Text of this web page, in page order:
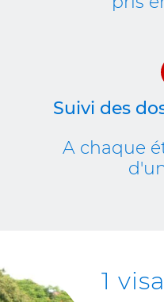
Suivi des
A chaque
1